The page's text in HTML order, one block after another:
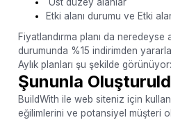
Etki alanı durumu ve Etki
Fiyatlandırma planı da neredeyse
durumunda %15 indirimden
Aylık planları şu şekilde görünüyor:
Şununla
BuildWith ile web siteniz için
eğilimlerini ve potansiyel müşteri